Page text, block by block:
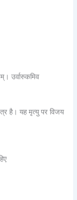
उर्वारुकमिव
है। यह मृत्यु पर विजय